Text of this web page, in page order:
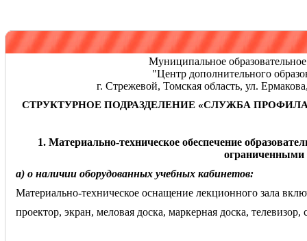
Муниципальное
"Центр дополнительного
г. Стрежевой, Томская область, ул.
СТРУКТУРНОЕ ПОДРАЗДЕЛЕНИЕ «СЛУЖБА
1. Материально-техническое обеспечение
ограниченными
а) о наличии оборудованных учебных кабинетов:
Материально-техническое оснащение лекционного зала
проектор, экран, меловая доска, маркерная доска, телевизор,